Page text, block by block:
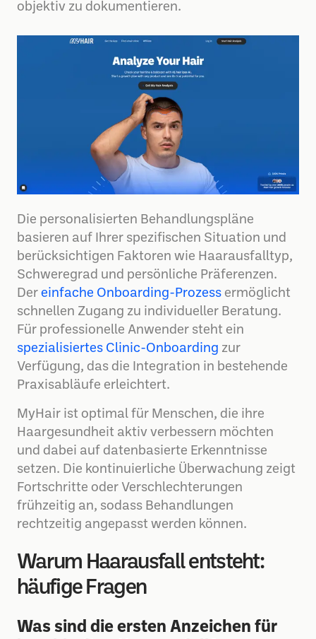
objektiv zu dokumentieren.
Die personalisierten Behandlungspläne
basieren auf Ihrer spezifischen Situation und
berücksichtigen Faktoren wie Haarausfalltyp,
Schweregrad und persönliche Präferenzen.
Der einfache Onboarding-Prozess ermöglicht
schnellen Zugang zu individueller Beratung.
Für professionelle Anwender steht ein
spezialisiertes Clinic-Onboarding zur
Verfügung, das die Integration in bestehende
Praxisabläufe erleichtert.
MyHair ist optimal für Menschen, die ihre
Haargesundheit aktiv verbessern möchten
und dabei auf datenbasierte Erkenntnisse
setzen. Die kontinuierliche Überwachung zeigt
Fortschritte oder Verschlechterungen
frühzeitig an, sodass Behandlungen
rechtzeitig angepasst werden können.
Warum Haarausfall entsteht:
häufige Fragen
Was sind die ersten Anzeichen für